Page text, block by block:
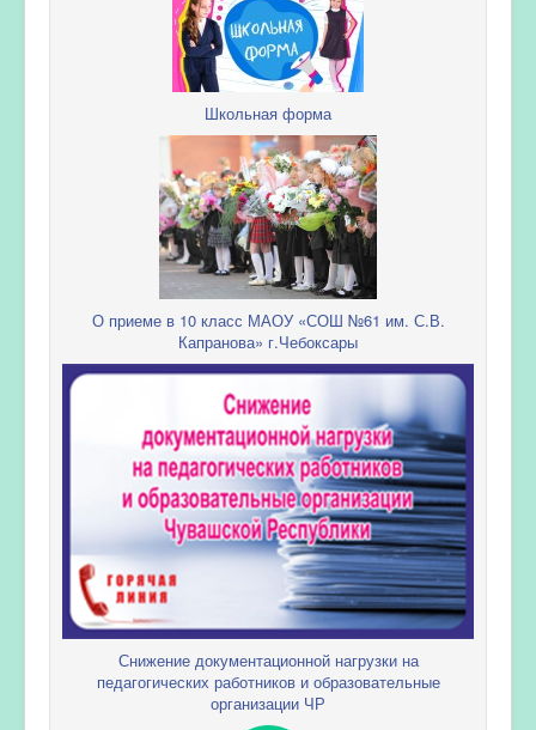
Школьная форма
О приеме в 10 класс МАОУ «СОШ №61 им. С.В.
Капранова» г.Чебоксары
Снижение документационной нагрузки на
педагогических работников и образовательные
организации ЧР